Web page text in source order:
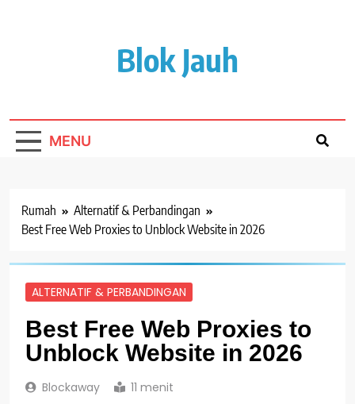
Blok Jauh
MENU
Rumah
Alternatif & Perbandingan
Best Free Web Proxies to Unblock Website in 2026
ALTERNATIF & PERBANDINGAN
Best Free Web Proxies to
Unblock Website in 2026
Blockaway 11 menit